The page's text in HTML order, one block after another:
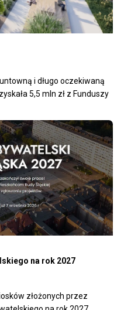
i długo oczekiwaną
5,5 mln zł z Funduszy
na rok 2027
złożonych przez